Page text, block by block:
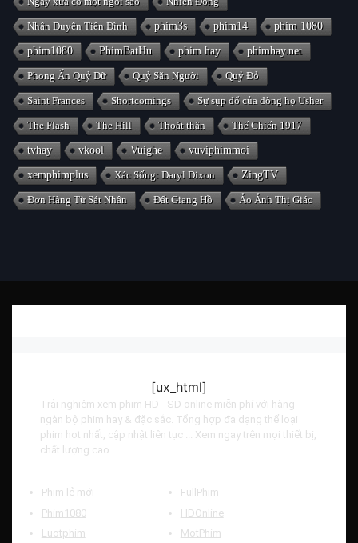
Nhân Duyên Tiền Đình phim3s phim14 phim 1080
phim1080 PhimBatHu phim hay phimhay.net
Phong Ấn Quỷ Dữ Quỷ Săn Người Quỷ Đỏ
Saint Frances Shortcomings Sự sụp đổ của dòng họ Usher
The Flash The Hill Thoát thân Thế Chiến 1917
tvhay vkool Vuighe vuviphimmoi
xemphimplus Xác Sống: Daryl Dixon ZingTV
Đơn Hàng Từ Sát Nhân Đất Giang Hồ Ảo Ảnh Thị Giác